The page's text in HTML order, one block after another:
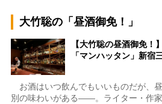
大竹聡の「昼酒御免！」
【大竹聡の昼酒御免！
「マンハッタン」新
お酒はいつ飲んでもいいものだが、
別の味わいがある――。ライター・作